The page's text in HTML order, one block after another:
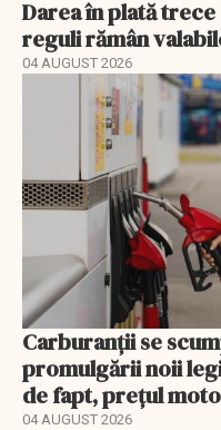
Darea în plată trece
reguli rămân
04 AUGUST 2026
Carburanții se
promulgării noii
de fapt, prețul
04 AUGUST 2026